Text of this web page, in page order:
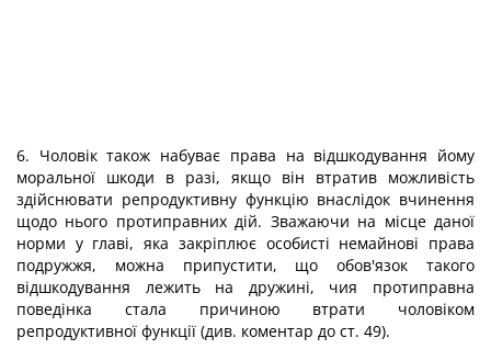
6. Чоловік також набуває права на відшкодування йому
моральної шкоди в разі, якщо він втратив можливість
здійснювати репродуктивну функцію внаслідок вчинення
щодо нього протиправних дій. Зважаючи на місце даної
норми у главі, яка закріплює особисті немайнові права
подружжя, можна припустити, що обов'язок такого
відшкодування лежить на дружині, чия протиправна
поведінка стала причиною втрати чоловіком
репродуктивної функції (див. коментар до ст. 49).